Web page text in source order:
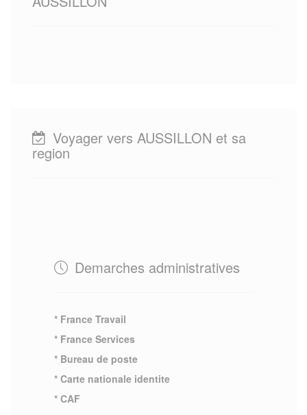
Voyager vers AUSSILLON et sa
region
Demarches administratives
* France Travail
* France Services
* Bureau de poste
* Carte nationale identite
* CAF